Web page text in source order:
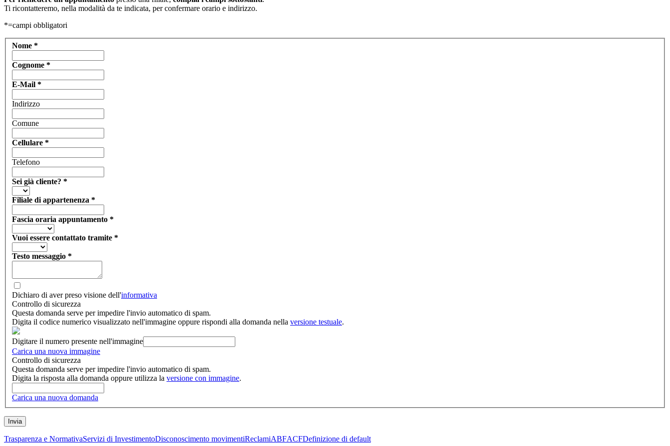
Ti ricontatteremo, nella modalità da te indicata, per confermare orario e indirizzo.
*=campi obbligatori
Nome *
Cognome *
E-Mail *
Indirizzo
Comune
Cellulare *
Telefono
Sei già cliente? *
Filiale di appartenenza *
Fascia oraria appuntamento *
Vuoi essere contattato tramite *
Testo messaggio *
Dichiaro di aver preso visione dell'informativa
Controllo di sicurezza
Questa domanda serve per impedire l'invio automatico di spam.
Digita il codice numerico visualizzato nell'immagine oppure rispondi alla domanda nella versione testuale.
Digitare il numero presente nell'immagine
Carica una nuova immagine
Controllo di sicurezza
Questa domanda serve per impedire l'invio automatico di spam.
Digita la risposta alla domanda oppure utilizza la versione con immagine.
Carica una nuova domanda
Trasparenza e NormativaServizi di InvestimentoDisconoscimento movimentiReclamiABFACFDefinizione di default